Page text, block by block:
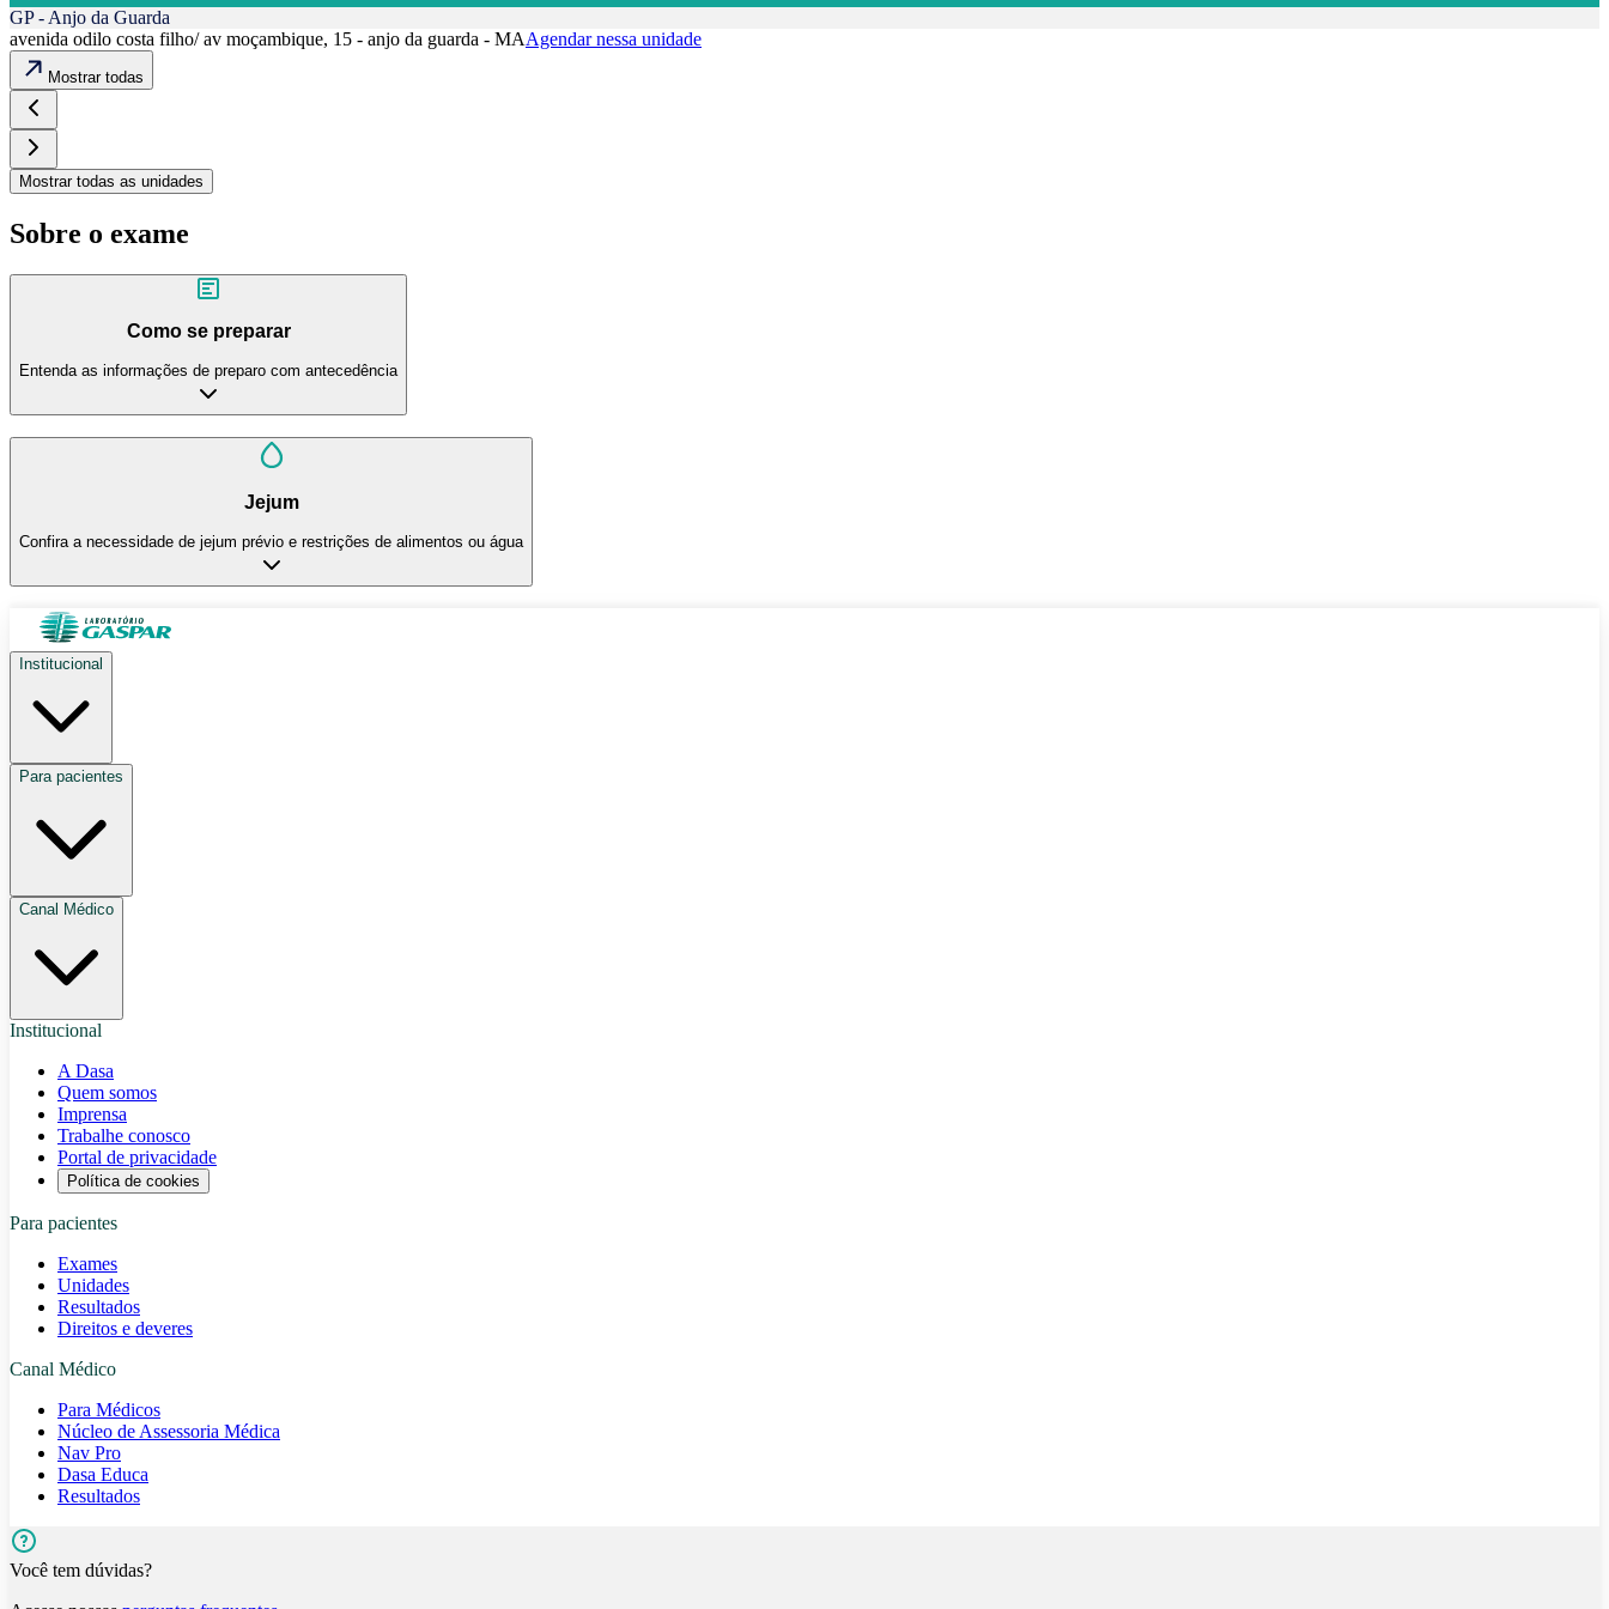
GP - Anjo da Guarda
avenida odilo costa filho/ av moçambique, 15 - anjo da guarda - MAAgendar nessa unidade
Mostrar todas
Mostrar todas as unidades
Sobre o exame
Como se preparar
Entenda as informações de preparo com antecedência
Jejum
Confira a necessidade de jejum prévio e restrições de alimentos ou água
Institucional
Para pacientes
Canal Médico
Institucional
A Dasa
Quem somos
Imprensa
Trabalhe conosco
Portal de privacidade
Política de cookies
Para pacientes
Exames
Unidades
Resultados
Direitos e deveres
Canal Médico
Para Médicos
Núcleo de Assessoria Médica
Nav Pro
Dasa Educa
Resultados
Você tem dúvidas?